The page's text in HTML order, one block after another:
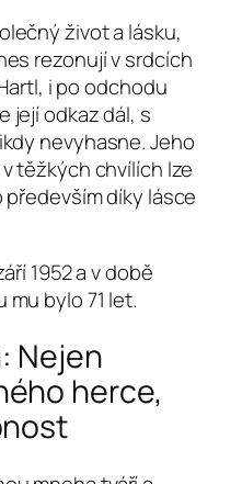
život a lásku,
rezonují v srdcích
i po odchodu
její odkaz dál, s
nevyhasne. Jeho
těžkých chvílích lze
díky lásce
1952 a v době
bylo 71 let.
Nejen
herce,